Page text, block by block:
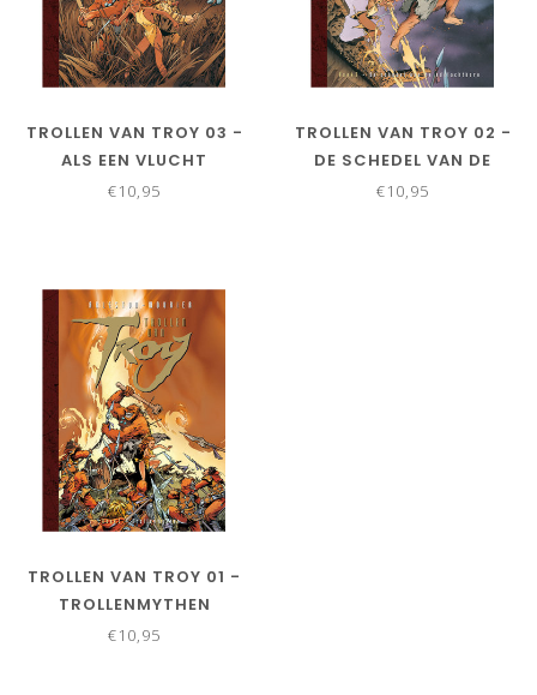
TROLLEN VAN TROY 03 -
ALS EEN VLUCHT
PETAURUSSEN
€10,95
TROLLEN VAN TROY 02 -
DE SCHEDEL VAN DE
EDELACHTBARE
€10,95
TROLLEN VAN TROY 01 -
TROLLENMYTHEN
€10,95